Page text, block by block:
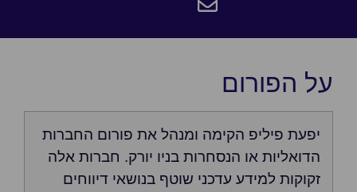
על הפורום
יפעת פיליפ הקימה ומנהל את פורום החברות
הדואליות או הנסחרות בניו יורק. חברות אלה
זקוקות למידע עדכני שוטף בנושאי דיווחים